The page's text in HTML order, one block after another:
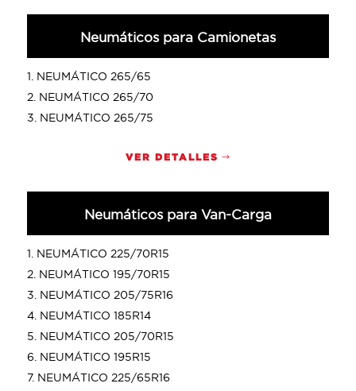
Neumáticos para Camionetas
NEUMÁTICO 265/65
NEUMÁTICO 265/70
NEUMÁTICO 265/75
VER DETALLES
Neumáticos para Van-Carga
NEUMÁTICO 225/70R15
NEUMÁTICO 195/70R15
NEUMÁTICO 205/75R16
NEUMÁTICO 185R14
NEUMÁTICO 205/70R15
NEUMÁTICO 195R15
NEUMÁTICO 225/65R16